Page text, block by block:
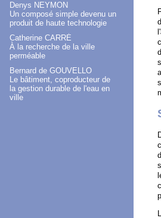
Denys NEYMON
Un composé simple devenu un
produit de haute technologie
Catherine CARRÉ
À la recherche de la ville
perméable
Bernard de GOUVELLO
Le bâtiment, coproducteur de
la gestion durable de l'eau en
ville